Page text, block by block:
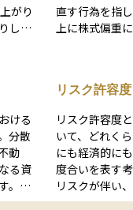
した
ク
券や
ま
機能
ま
直す行為を指
上に株式偏重
典型例です。
替える点が特
化、目標利回
し、ライフス
実施されます。 リバランス（re-
g）と混同され
ける
分散
動
る資
。投
ポー
リスク許容度
リスク許容度
いて、どれく
にも経済的に
度合いを表す考え方で
リスクが伴い
こともありま